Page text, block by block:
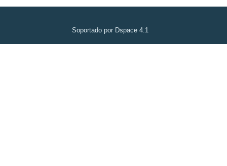
Soportado por Dspace 4.1